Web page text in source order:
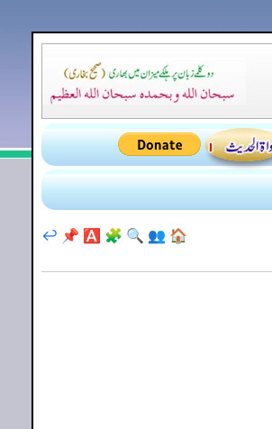
🏠
👥
🔍
🧩
🅰️
📌
↩️